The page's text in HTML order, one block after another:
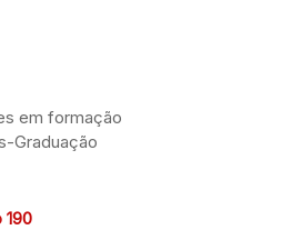
em formação
Graduação
190